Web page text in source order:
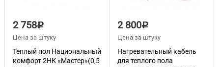
2 758Р
Цена за штуку
Теплый пол Национальный
комфорт 2НК «Мастер»(0,5
2 800Р
Цена за штуку
Нагревательный кабель
для теплого пола